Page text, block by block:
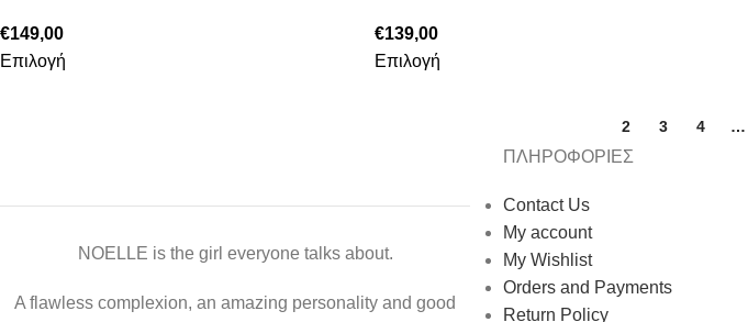
€149,00
Επιλογή
€139,00
Επιλογή
2 3 4 …
NOELLE is the girl everyone talks about.
A flawless complexion, an amazing personality and good
ΠΛΗΡΟΦΟΡΙΕΣ
Contact Us
My account
My Wishlist
Orders and Payments
Return Policy